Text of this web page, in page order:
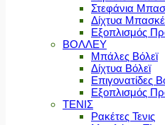
Στεφάνια
Δίχτυα
Εξοπλισμός
ΒΟΛΛΕΥ
Μπάλες Βόλεϊ
Δίχτυα Βόλεϊ
Επιγονατίδες
Εξοπλισμός
ΤΕΝΙΣ
Ρακέτες Τενις